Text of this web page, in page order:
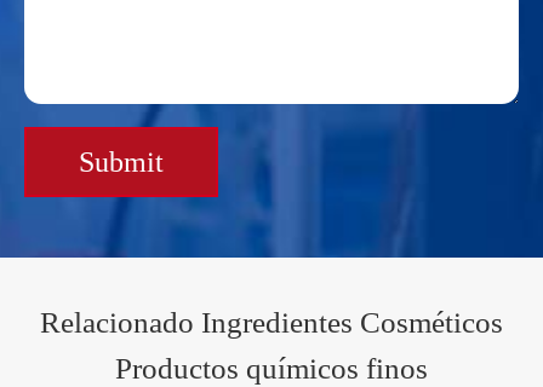
Submit
Relacionado Ingredientes Cosméticos
Productos químicos finos